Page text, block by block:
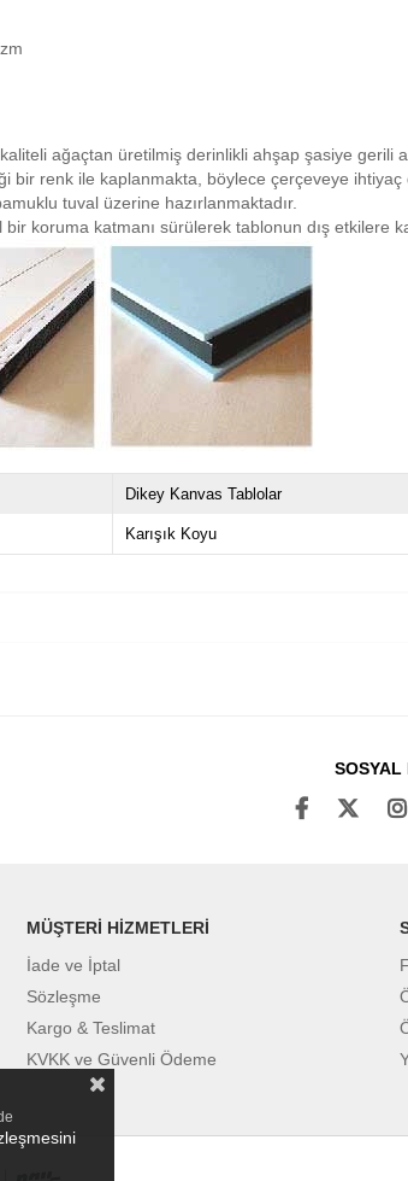
ağaçtan üretilmiş derinlikli ahşap şasiye gerili
renk ile kaplanmakta, böylece çerçeveye ihtiyaç
tuval üzerine hazırlanmaktadır.
koruma katmanı sürülerek tablonun dış etkilere
Dikey Kanvas Tablolar
Karışık Koyu
SOSYAL
MÜŞTERİ HİZMETLERİ
İade ve İptal
Sözleşme
Kargo & Teslimat
KVKK ve Güvenli Ödeme